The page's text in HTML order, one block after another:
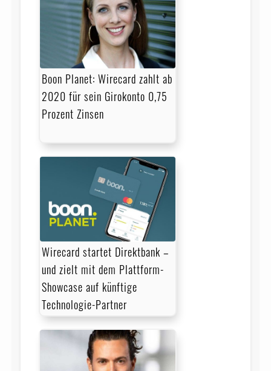
Boon Planet: Wirecard zahlt ab
2020 für sein Girokonto 0,75
Prozent Zinsen
Wirecard startet Direktbank –
und zielt mit dem Plattform-
Showcase auf künftige
Technologie-Partner